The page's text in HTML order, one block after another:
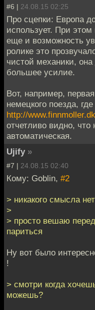
#6 | 24.08.15 02:25
Про сцепки: Европа
использует. При
еще и возможность
ролике это
чистой механики,
большее усилие.
Вот, например,
немецкого поезда,
http://
отчетливо видно, что
автоматическая.
Ujify »
#7 | 24.08.15 02:40
Кому: Goblin, #2
> никакого смысла нет
>
> просто вешаю
париться
Ну вот было
!
> смотри когда
можешь?